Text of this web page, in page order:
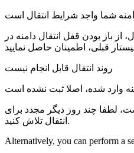
شما واجد شرایط انتقال است
از باز بودن قفل انتقال دامنه در
قبلی، اطمینان حاصل نمایید
روند انتقال قابل انجام نیست
لطفا چند روز دیگر مجدد برای
انتقال تلاش کنید.
Alternatively, you can perform a